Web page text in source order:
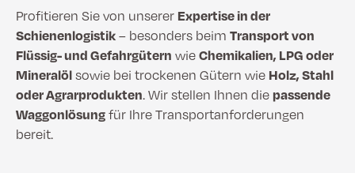
Profitieren Sie von unserer Expertise in der
Schienenlogistik– besonders beim Transport von
Flüssig- und Gefahrgütern wieChemikalien, LPG oder
Mineralölsowie bei trockenen Gütern wie Holz, Stahl
oder Agrarprodukten. Wir stellen Ihnen diepassende
Waggonlösungfür Ihre Transportanforderungen
bereit.